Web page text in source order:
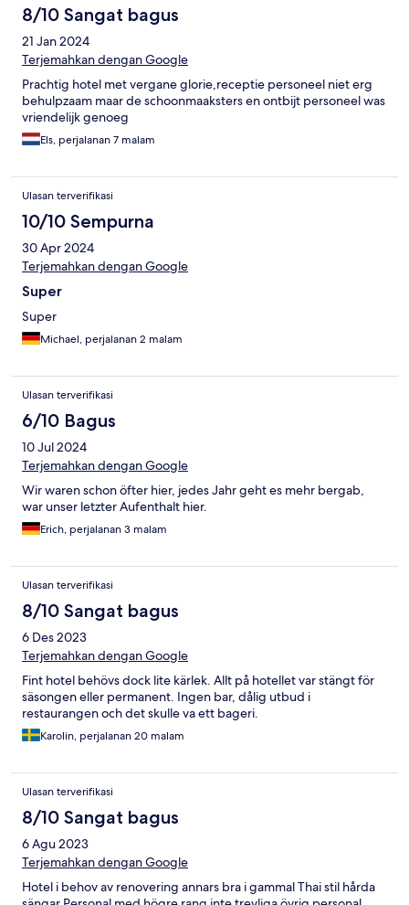
8/10 Sangat bagus
21 Jan 2024
Terjemahkan dengan Google
Prachtig hotel met vergane glorie,receptie personeel niet erg
behulpzaam maar de schoonmaaksters en ontbijt personeel was
vriendelijk genoeg
Els, perjalanan 7 malam
Ulasan terverifikasi
10/10 Sempurna
30 Apr 2024
Terjemahkan dengan Google
Super
Super
Michael, perjalanan 2 malam
Ulasan terverifikasi
6/10 Bagus
10 Jul 2024
Terjemahkan dengan Google
Wir waren schon öfter hier, jedes Jahr geht es mehr bergab,
war unser letzter Aufenthalt hier.
Erich, perjalanan 3 malam
Ulasan terverifikasi
8/10 Sangat bagus
6 Des 2023
Terjemahkan dengan Google
Fint hotel behövs dock lite kärlek. Allt på hotellet var stängt för
säsongen eller permanent. Ingen bar, dålig utbud i
restaurangen och det skulle va ett bageri.
Karolin, perjalanan 20 malam
Ulasan terverifikasi
8/10 Sangat bagus
6 Agu 2023
Terjemahkan dengan Google
Hotel i behov av renovering annars bra i gammal Thai stil hårda